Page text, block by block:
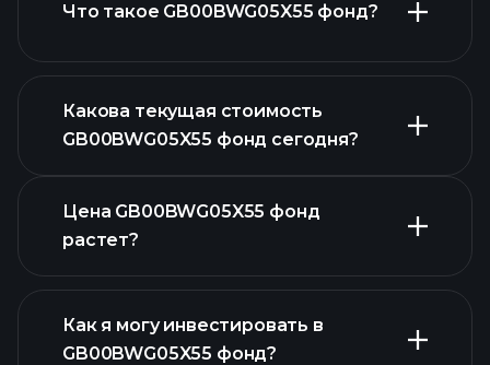
Что такое GB00BWG05X55 фонд?
Какова текущая стоимость
GB00BWG05X55 фонд сегодня?
расширенной диаграмме
Цена GB00BWG05X55 фонд
растет?
Как я могу инвестировать в
GB00BWG05X55 фонд?